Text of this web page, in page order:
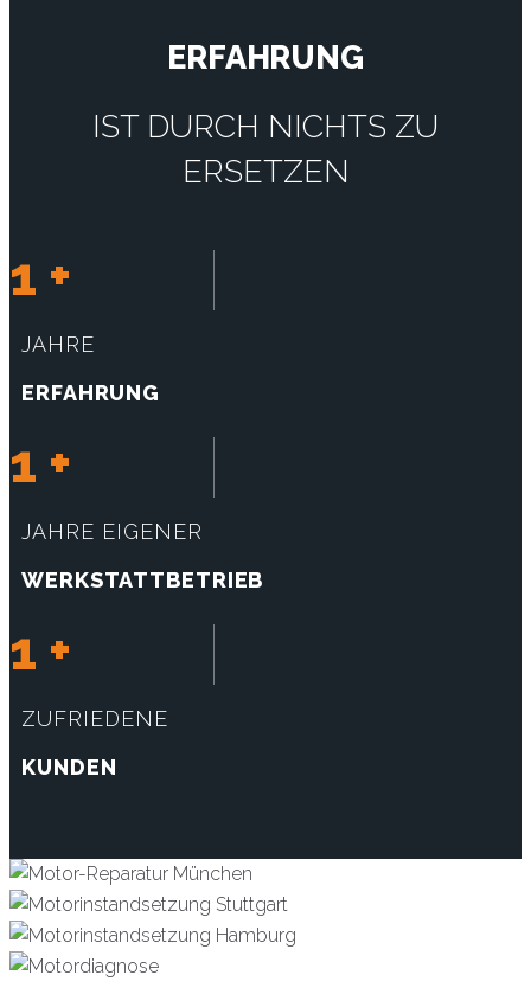
ERFAHRUNG
IST DURCH NICHTS ZU
ERSETZEN
1 +
JAHRE
ERFAHRUNG
1 +
JAHRE EIGENER
WERKSTATTBETRIEB
1 +
ZUFRIEDENE
KUNDEN